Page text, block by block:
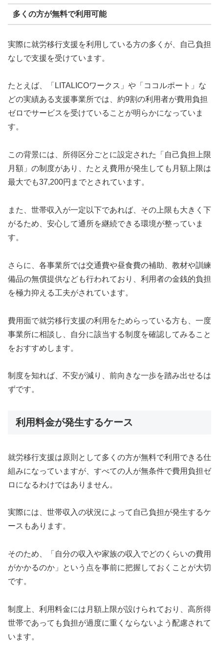
多くの方が無料で利用可能
実際に就労移行支援を利用している方の多くが、自己負担
なしで支援を受けています。
たとえば、「LITALICOワークス」や「ココルポート」な
どの実績ある支援事業所では、約9割の利用者が費用負担
ゼロでサービスを受けていることが明らかになっていま
す。
この背景には、所得区分ごとに設定された「自己負担上限
月額」の制度があり、たとえ費用が発生しても月額上限は
最大でも37,200円までとされています。
また、世帯収入が一定以下であれば、その上限も大きく下
がるため、安心して通所を継続できる環境が整っていま
す。
さらに、各事業所では交通費や昼食費の補助、教材や訓練
備品の無償提供なども行われており、利用者の金銭的負担
を極力抑える工夫がされています。
費用面で就労移行支援の利用をためらっている方も、一度
事業所に相談し、自分に該当する制度を確認してみること
をおすすめします。
制度を知れば、不安が減り、前向きな一歩を踏み出せるは
ずです。
利用料金が発生するケース
就労移行支援は原則として多くの方が無料で利用できる仕
組みになっていますが、すべての人が無条件で費用負担ゼ
ロになるわけではありません。
実際には、世帯収入の状況によって自己負担が発生するケ
ースもあります。
そのため、「自分の収入や家族の収入でどのくらいの費用
がかかるのか」という点を事前に把握しておくことが大切
です。
制度上、利用料金には月額上限が設けられており、高所得
世帯であっても負担が過度に重くならないよう配慮されて
います。